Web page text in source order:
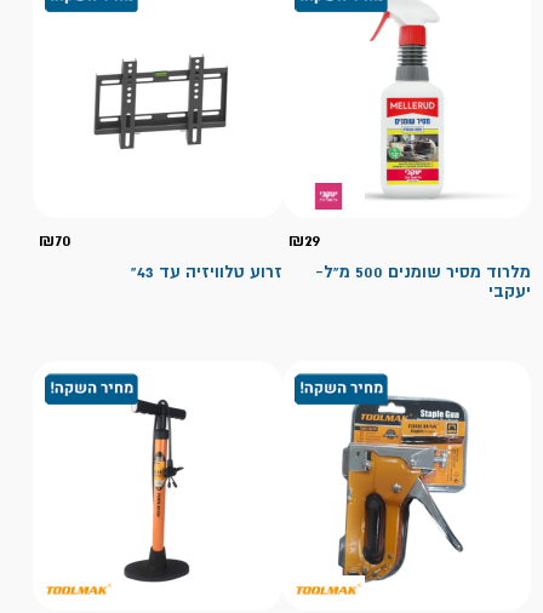
₪29
מלרוד מסיר שומנים 500 מ"ל-
יעקבי
₪70
זרוע טלוויזיה עד 43"